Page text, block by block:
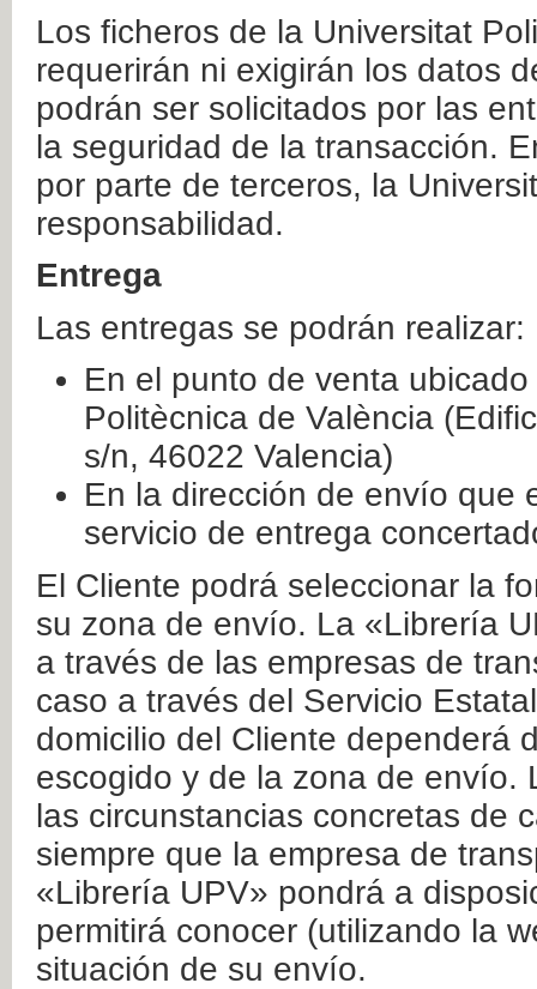
Los ficheros de la Universitat
requerirán ni exigirán los datos
podrán ser solicitados por las
la seguridad de la transacción.
por parte de terceros, la
responsabilidad.
Entrega
Las entregas se podrán realizar:
En el punto de venta
Politècnica de València
s/n, 46022 Valencia)
En la dirección de envío que
servicio de entrega
El Cliente podrá seleccionar la
su zona de envío. La «Librería
a través de las empresas de
caso a través del Servicio
domicilio del Cliente dependerá
escogido y de la zona de envío.
las circunstancias concretas de
siempre que la empresa de
«Librería UPV» pondrá a
permitirá conocer (utilizando la
situación de su envío.